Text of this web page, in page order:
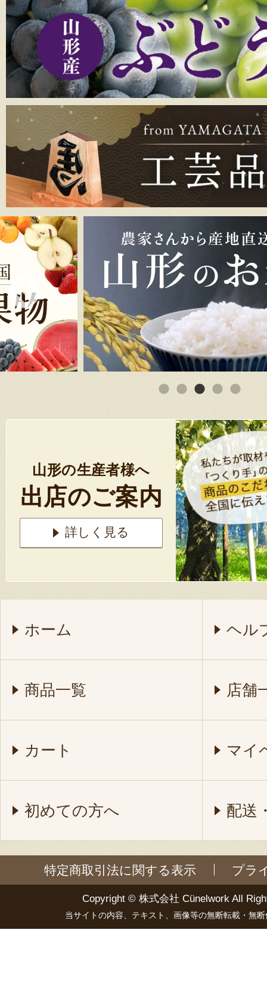
山形の生産者様へ
出店のご案内
詳しく見る
ホーム ヘル
商品一覧 店舗
カート マイ
初めての方へ 配送
特定商取引法に関する表示 プラ
Copyright © 株式会社 Cünelwork All
当サイトの内容、テキスト、画像等の無断転載・無